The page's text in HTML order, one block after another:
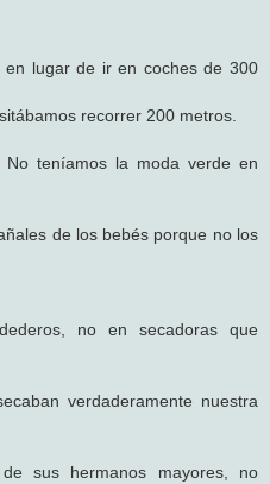
lugar de ir en coches de 300
recorrer 200 metros.
teníamos la moda verde en
de los bebés porque no los
no en secadoras que
verdaderamente nuestra
sus hermanos mayores, no